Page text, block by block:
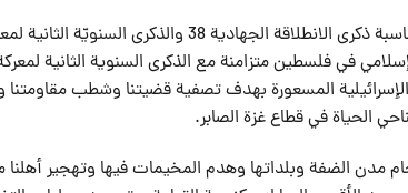
وقالت الحركة في بيان صحفي بمناسبة ذكرى
في فلسطين متزامنة مع الذكرى السنوية الثانية
المسعورة بهدف تصفية قضيتنا وشطب مقاومتنا
الحياة في قطاع غزة الصابر.
مدن الضفة وبلداتها وهدم المخيمات فيها وتهجير